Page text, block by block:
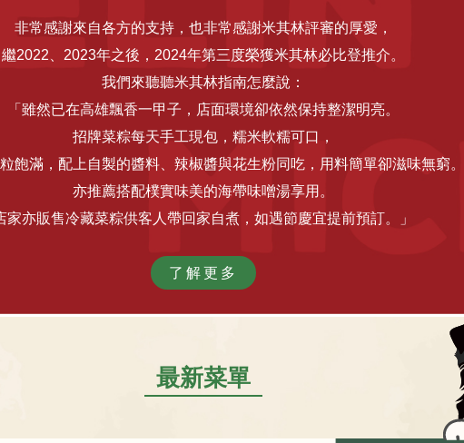
非常感謝來自各方的支持，也非常感謝米其林評審的厚愛，
繼2022、2023年之後，2024年第三度榮獲米其林必比登推介。
我們來聽聽米其林指南怎麼說：
「雖然已在高雄飄香一甲子，店面環境卻依然保持整潔明亮。
招牌菜粽每天手工現包，糯米軟糯可口，
飽滿，配上自製的醬料、辣椒醬與花生粉同吃，用料簡單卻滋味無窮。
亦推薦搭配樸實味美的海帶味噌湯享用。
家亦販售冷藏菜粽供客人帶回家自煮，如遇節慶宜提前預訂。」
了解更多
最新菜單